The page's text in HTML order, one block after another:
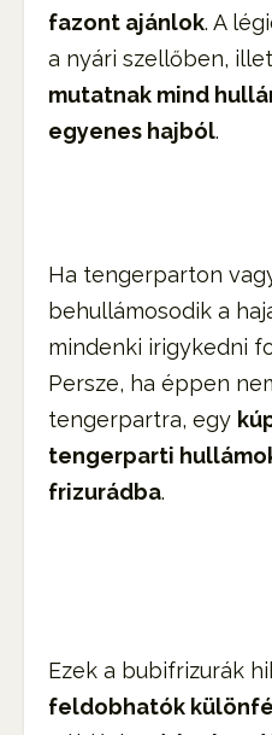
fazont ajánlok. A
a nyári szellőben,
mutatnak mind
egyenes hajból.
Ha tengerparton
behullámosodik a
mindenki irigykedni
Persze, ha éppen
tengerpartra, egy
tengerparti
frizurádba.
Ezek a bubifrizurák
feldobhatók